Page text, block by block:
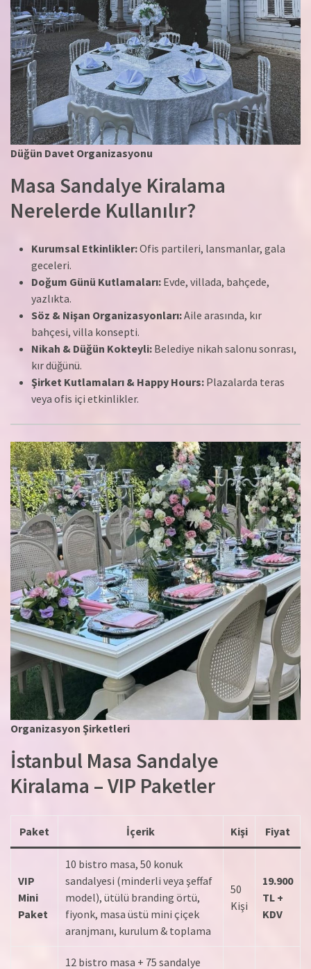
Düğün Davet Organizasyonu
Masa Sandalye Kiralama
Nerelerde Kullanılır?
Kurumsal Etkinlikler:Ofis partileri, lansmanlar, gala
geceleri.
Doğum Günü Kutlamaları: Evde, villada, bahçede,
yazlıkta.
Söz & Nişan Organizasyonları:Aile arasında, kır
bahçesi, villa konsepti.
Nikah & Düğün Kokteyli: Belediye nikah salonu sonrası,
kır düğünü.
Şirket Kutlamaları & Happy Hours: Plazalarda teras
veya ofis içi etkinlikler.
Organizasyon Şirketleri
İstanbul Masa Sandalye
Kiralama – VIP Paketler
Paket İçerik Kişi Fiyat
VIP
Mini
Paket
10 bistro masa, 50 konuk
sandalyesi (minderli veya şeffaf
model), ütülü branding örtü,
fiyonk, masa üstü mini çiçek
aranjmanı, kurulum & toplama
50
Kişi
19.900
TL +
KDV
12 bistro masa + 75 sandalye